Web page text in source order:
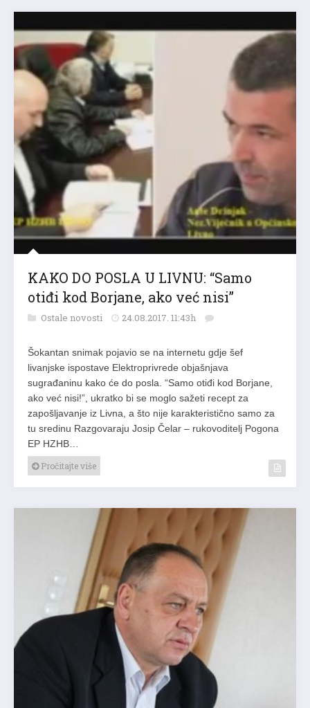
KAKO DO POSLA U LIVNU: “Samo
otiđi kod Borjane, ako već nisi”
Ostale novosti 24.08.2017. 11:43h
Šokantan snimak pojavio se na internetu gdje šef
livanjske ispostave Elektroprivrede objašnjava
sugrađaninu kako će do posla. “Samo otiđi kod Borjane,
ako već nisi!”, ukratko bi se moglo sažeti recept za
zapošljavanje iz Livna, a što nije karakteristično samo za
tu sredinu Razgovaraju Josip Čelar – rukovoditelj Pogona
EP HZHB…
Pročitajte više